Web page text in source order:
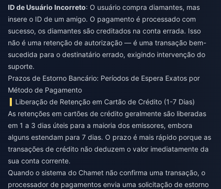
ID de Usuário Incorreto: O usuário compra diamantes, mas
insere o ID de um amigo. O pagamento é processado com
sucesso, os diamantes são creditados na conta errada. Isso
não é uma retenção de autorização — é uma transação bem-
sucedida para o destinatário errado, exigindo intervenção do
suporte.
Prazos de Estorno Bancário: Períodos de Espera Exatos por
Método de Pagamento
Liberação de Retenção em Cartão de Crédito (1-7 Dias)
As retenções em cartões de crédito geralmente são liberadas
em 1 a 3 dias úteis para a maioria dos emissores, embora
alguns estendam para 7 dias. O prazo é mais rápido porque as
transações de crédito não deduzem o valor imediatamente da
sua conta corrente.
Quando o sistema do Chamet não confirma uma transação, o
processador de pagamentos envia uma solicitação de estorno